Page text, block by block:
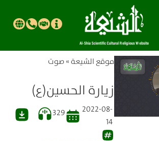
موقع الشیعة»صوت
زيارة الحسين(ع)
2022-08-
14
329